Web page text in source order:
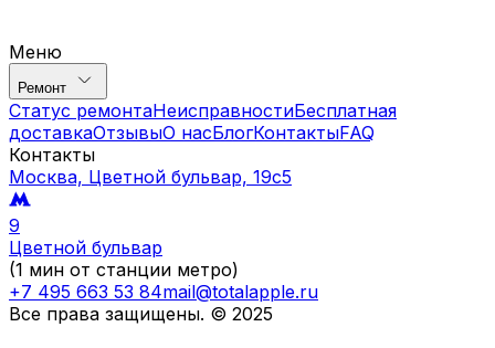
Меню
Ремонт
Статус ремонтаНеисправностиБесплатная
доставкаОтзывыО насБлогКонтактыFAQ
Контакты
Москва, Цветной бульвар, 19c5
9
Цветной бульвар
(1 мин от станции метро)
+7 495 663 53 84mail@totalapple.ru
Все права защищены. © 2025